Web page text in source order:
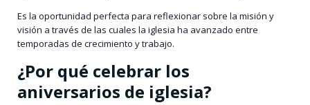
Es la oportunidad perfecta para reflexionar sobre la misión y
visión a través de las cuales la iglesia ha avanzado entre
temporadas de crecimiento y trabajo.
¿Por qué celebrar los
aniversarios de iglesia?